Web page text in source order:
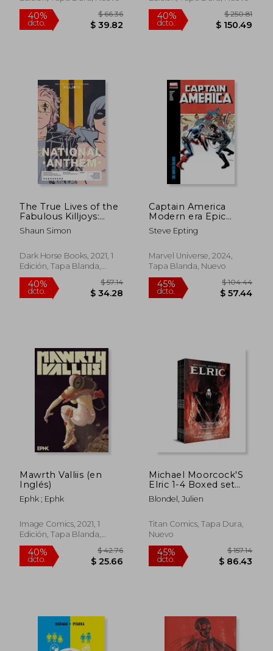
dcto. $ 39.82 $
The True Lives of the
Fabulous Killjoys:
National Anthem (en
Inglés)
Shaun Simon
Dark Horse Books, 2021, 1
Edición, Tapa Blanda,
Nuevo
40%
dcto.
Captain America
Modern era Epic
Collection: The
Winter Soldier (en
Steve Epting
Marvel Universe, 2024,
Tapa Blanda, Nuevo
45%
dcto.
Mawrth Valliis (en
Inglés)
Ephk ; Ephk
Image Comics, 2021, 1
Edición, Tapa Blanda,
Nuevo
Michael Moorcock'S
Elric 1-4 Boxed set
(Graphic Novel) (en
Inglés)
Blondel, Julien
Titan Comics, Tapa Dura,
Nuevo